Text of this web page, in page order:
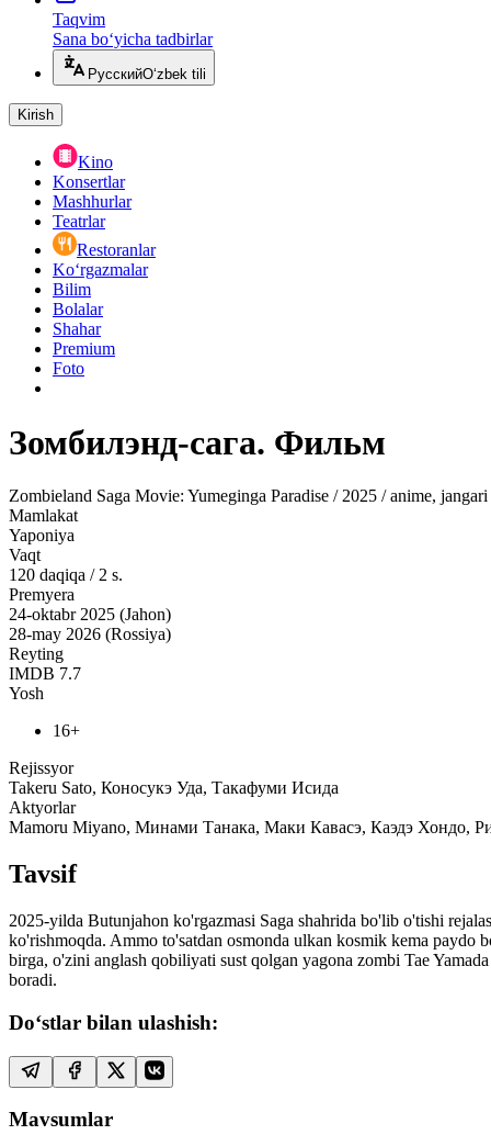
Taqvim
Sana bo‘yicha tadbirlar
РусскийO‘zbek tili
Kirish
Kino
Konsertlar
Mashhurlar
Teatrlar
Restoranlar
Ko‘rgazmalar
Bilim
Bolalar
Shahar
Premium
Foto
Зомбилэнд-сага. Фильм
Zombieland Saga Movie: Yumeginga Paradise / 2025 / anime, jangari
Mamlakat
Yaponiya
Vaqt
120 daqiqa / 2 s.
Premyera
24-oktabr 2025 (Jahon)
28-may 2026 (Rossiya)
Reyting
IMDB 7.7
Yosh
16+
Rejissyor
Takeru Sato, Коносукэ Уда, Такафуми Исида
Aktyorlar
Mamoru Miyano, Минами Танака, Маки Кавасэ, Каэдэ Хондо,
Tavsif
2025-yilda Butunjahon ko'rgazmasi Saga shahrida bo'lib o'tishi
ko'rishmoqda. Ammo to'satdan osmonda ulkan kosmik kema
birga, o'zini anglash qobiliyati sust qolgan yagona zombi Tae
boradi.
Do‘stlar bilan ulashish:
Mavsumlar